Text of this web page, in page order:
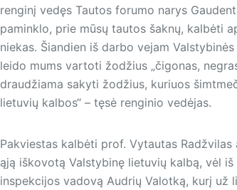
renginį vedęs Tautos forumo narys
paminklo, prie mūsų tautos šaknų, kalbėti
niekas. Šiandien iš darbo vejam
leido mums vartoti žodžius „čigonas,
draudžiama sakyti žodžius, kuriuos
lietuvių kalbos“ – tęsė renginio vedėjas.
Pakviestas kalbėti prof. Vytautas
ąją iškovotą Valstybinę lietuvių kalbą, vėl
inspekcijos vadovą Audrių Valotką, kurį už